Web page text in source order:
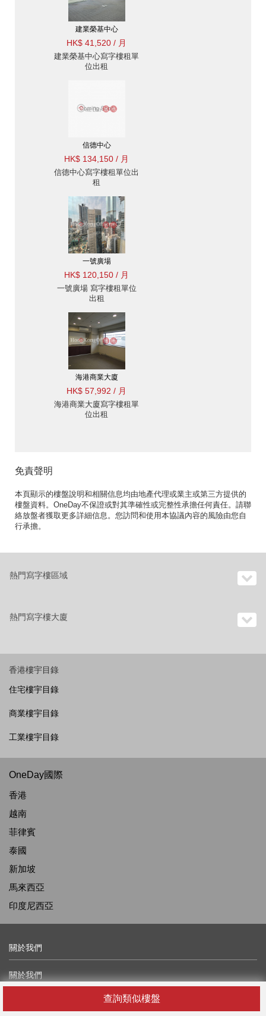
查詢類似樓盤
建業榮基中心
HK$ 41,520 / 月
建業榮基中心寫字樓租單
位出租
信德中心
HK$ 134,150 / 月
信德中心寫字樓租單位出
租
一號廣場
HK$ 120,150 / 月
一號廣場 寫字樓租單位
出租
海港商業大廈
HK$ 57,992 / 月
海港商業大廈寫字樓租單
位出租
免責聲明
本頁顯示的樓盤說明和相關信息均由地產代理或業主或第三方提供的
樓盤資料。OneDay不保證或對其準確性或完整性承擔任何責任。請聯
絡放盤者獲取更多詳細信息。您訪問和使用本協議內容的風險由您自
行承擔。
熱門寫字樓區域
熱門寫字樓大廈
香港樓宇目錄
住宅樓宇目錄
商業樓宇目錄
工業樓宇目錄
OneDay國際
香港
越南
菲律賓
泰國
新加坡
馬來西亞
印度尼西亞
關於我們
關於我們
廣告查詢